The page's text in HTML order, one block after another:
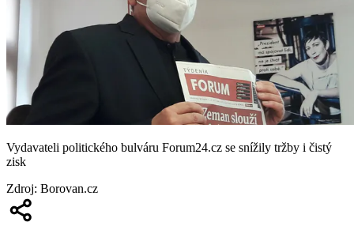
Vydavateli politického bulváru Forum24.cz se snížily tržby i čistý
zisk
Zdroj: Borovan.cz